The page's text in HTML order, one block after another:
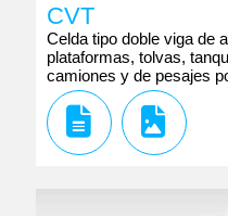
CVT
Celda tipo doble viga de
plataformas, tolvas,
camiones y de pesajes